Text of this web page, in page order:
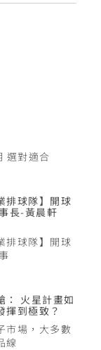
選對適合
排球隊】開球
長-黃晨軒
排球隊】開球
： 火星計畫如
揮到極致？
市場，大多數
線